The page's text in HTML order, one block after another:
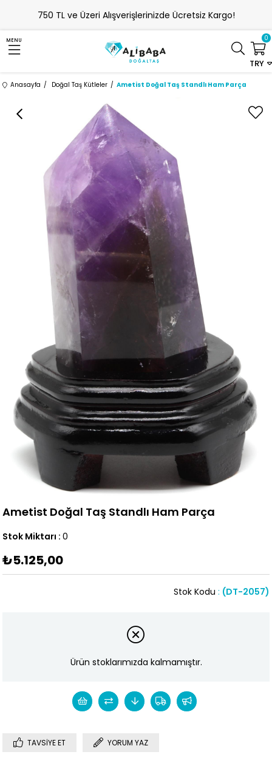
750 TL ve Üzeri Alışverişlerinizde Ücretsiz Kargo!
MENU
TRY
0
Anasayfa Doğal Taş Kütleler Ametist Doğal Taş Standlı Ham Parça
Ametist Doğal Taş Standlı Ham Parça
Stok Miktarı : 0
₺5.125,00
(DT-2057)
Stok Kodu
Ürün stoklarımızda kalmamıştır.
TAVSIYE ET YORUM YAZ